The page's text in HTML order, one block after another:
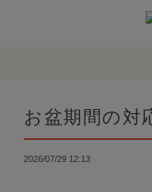
お盆期間の対
2026/07/29 12:13